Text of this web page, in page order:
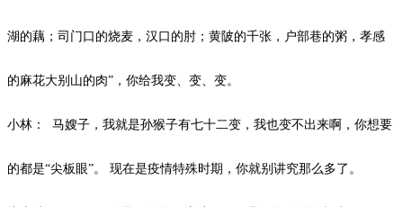
湖的藕；司门口的烧麦，汉口的肘；黄陂的千张，户部巷的粥，孝感
的麻花大别山的肉”，你给我变、变、变。
小林： 马嫂子，我就是孙猴子有七十二变，我也变不出来啊，你想要
的都是“尖板眼”。 现在是疫情特殊时期，你就别讲究那么多了。